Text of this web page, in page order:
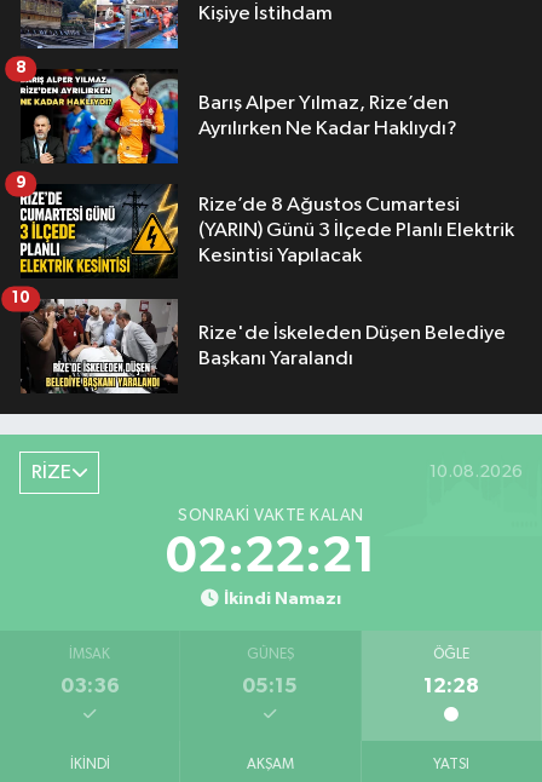
Kişiye İstihdam
Barış Alper Yılmaz, Rize’den
Ayrılırken Ne Kadar Haklıydı?
8
Rize’de 8 Ağustos Cumartesi
(YARIN) Günü 3 İlçede Planlı Elektrik
Kesintisi Yapılacak
9
Rize'de İskeleden Düşen Belediye
Başkanı Yaralandı
10
RİZE 10.08.2026
SONRAKI VAKTE KALAN
02:22:20
İkindi Namazı
İMSAK
03:36
GÜNEŞ
05:15
ÖĞLE
12:28
İKINDI AKŞAM YATSI